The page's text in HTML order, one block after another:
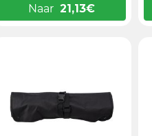
Naar 21,13€